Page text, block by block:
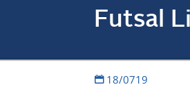
Futsal
18/0719